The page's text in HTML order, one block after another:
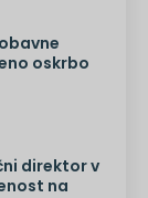
oskrbo
direktor v
na